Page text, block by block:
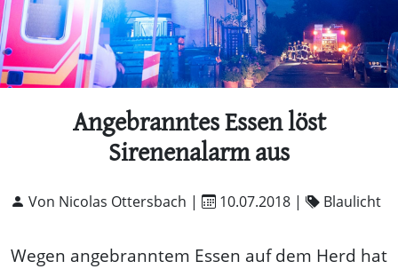
Angebranntes Essen löst
Sirenenalarm aus
Von Nicolas Ottersbach | 10.07.2018 | Blaulicht
Wegen angebranntem Essen auf dem Herd hat